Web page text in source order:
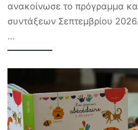
ανακοίνωσε το πρόγραμμα
συντάξεων Σεπτεμβρίου
...